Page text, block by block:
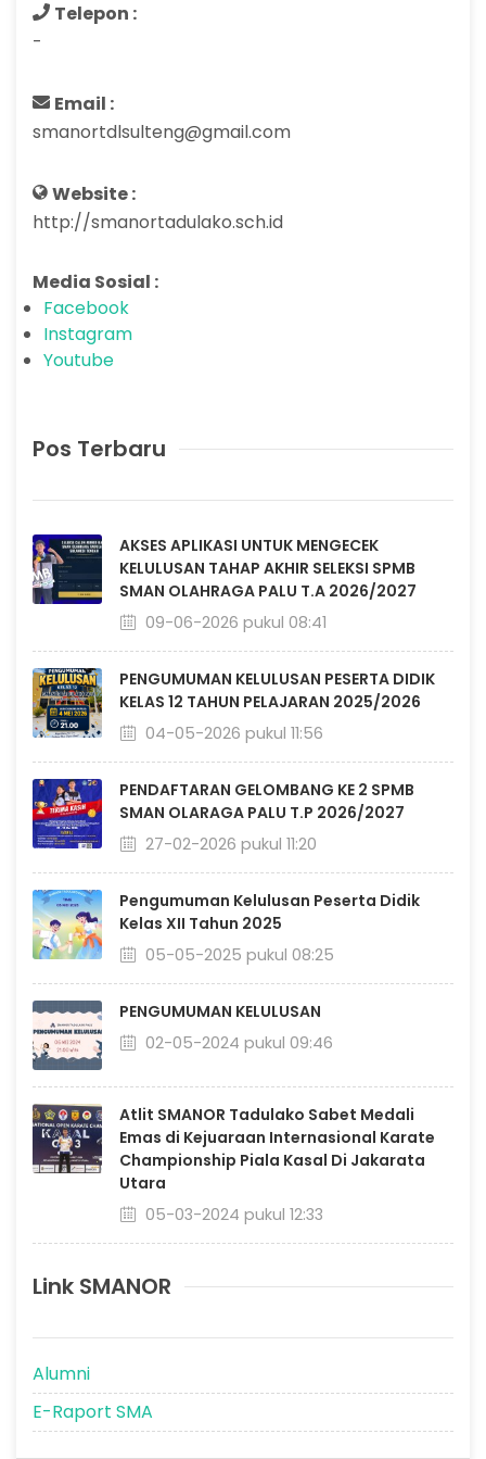
Telepon :
-
Email :
smanortdlsulteng@gmail.com
Website :
http://smanortadulako.sch.id
Media Sosial :
Facebook
Instagram
Youtube
Pos Terbaru
AKSES APLIKASI UNTUK MENGECEK
KELULUSAN TAHAP AKHIR SELEKSI SPMB
SMAN OLAHRAGA PALU T.A 2026/2027
09-06-2026 pukul 08:41
PENGUMUMAN KELULUSAN PESERTA DIDIK
KELAS 12 TAHUN PELAJARAN 2025/2026
04-05-2026 pukul 11:56
PENDAFTARAN GELOMBANG KE 2 SPMB
SMAN OLARAGA PALU T.P 2026/2027
27-02-2026 pukul 11:20
Pengumuman Kelulusan Peserta Didik
Kelas XII Tahun 2025
05-05-2025 pukul 08:25
PENGUMUMAN KELULUSAN
02-05-2024 pukul 09:46
Atlit SMANOR Tadulako Sabet Medali
Emas di Kejuaraan Internasional Karate
Championship Piala Kasal Di Jakarata
Utara
05-03-2024 pukul 12:33
Link SMANOR
Alumni
E-Raport SMA